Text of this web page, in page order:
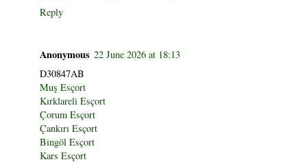
Reply
Anonymous 22 June 2026 at 18:13
D30847AB
Muş Esçort
Kırklareli Esçort
Çorum Esçort
Çankırı Esçort
Bingöl Esçort
Kars Esçort